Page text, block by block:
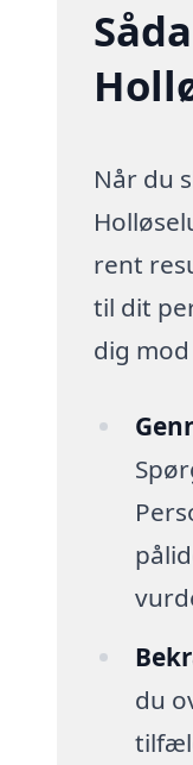
Når du
rent
til dit
dig
du